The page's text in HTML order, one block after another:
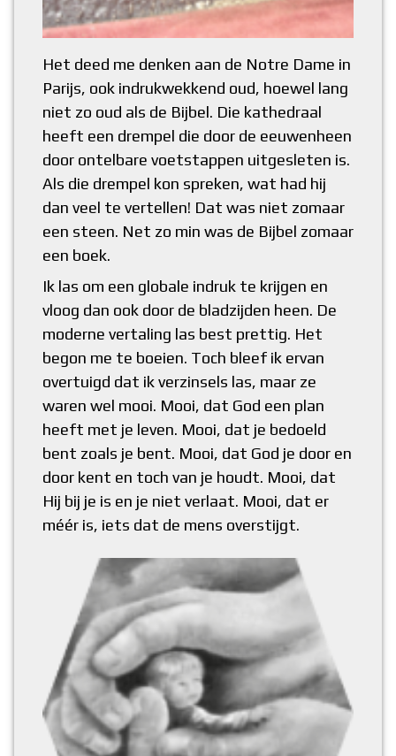
Het deed me denken aan de Notre Dame in
Parijs, ook indrukwekkend oud, hoewel lang
niet zo oud als de Bijbel. Die kathedraal
heeft een drempel die door de eeuwenheen
door ontelbare voetstappen uitgesleten is.
Als die drempel kon spreken, wat had hij
dan veel te vertellen! Dat was niet zomaar
een steen. Net zo min was de Bijbel zomaar
een boek.
Ik las om een globale indruk te krijgen en
vloog dan ook door de bladzijden heen. De
moderne vertaling las best prettig. Het
begon me te boeien. Toch bleef ik ervan
overtuigd dat ik verzinsels las, maar ze
waren wel mooi. Mooi, dat God een plan
heeft met je leven. Mooi, dat je bedoeld
bent zoals je bent. Mooi, dat God je door en
door kent en toch van je houdt. Mooi, dat
Hij bij je is en je niet verlaat. Mooi, dat er
méér is, iets dat de mens overstijgt.